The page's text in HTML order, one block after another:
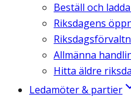
Beställ och
Riksdagens
Allmänna
Hitta äldre
Ledamöter & partier